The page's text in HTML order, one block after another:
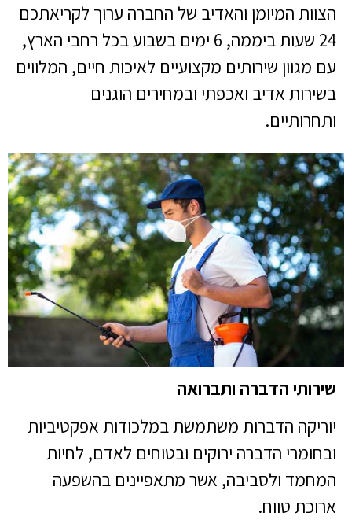
הצוות המיומן והאדיב של החברה ערוך לקריאתכם
24 שעות ביממה, 6 ימים בשבוע בכל רחבי הארץ,
עם מגוון שירותים מקצועיים לאיכות חיים, המלווים
בשירות אדיב ואכפתי ובמחירים הוגנים
ותחרותיים.
שירותי הדברה ותברואה
יוריקה הדברות משתמשת במלכודות אפקטיביות
ובחומרי הדברה ירוקים ובטוחים לאדם, לחיות
המחמד ולסביבה, אשר מתאפיינים בהשפעה
ארוכת טווח.